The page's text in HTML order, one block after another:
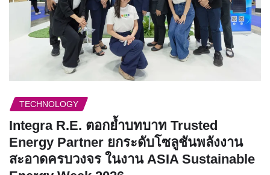
TECHNOLOGY
Integra R.E. ตอกย้ำบทบาท Trusted
Energy Partner ยกระดับโซลูชันพลังงาน
สะอาดครบวงจร ในงาน ASIA Sustainable